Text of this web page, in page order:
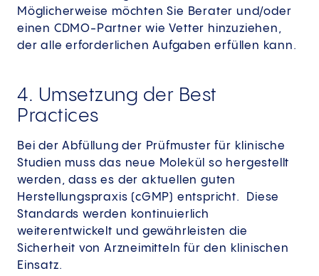
Möglicherweise möchten Sie Berater und/oder
einen CDMO-Partner wie Vetter hinzuziehen,
der alle erforderlichen Aufgaben erfüllen kann.
4. Umsetzung der Best
Practices
Bei der Abfüllung der Prüfmuster für klinische
Studien muss das neue Molekül so hergestellt
werden, dass es der aktuellen guten
Herstellungspraxis (cGMP) entspricht. Diese
Standards werden kontinuierlich
weiterentwickelt und gewährleisten die
Sicherheit von Arzneimitteln für den klinischen
Einsatz.